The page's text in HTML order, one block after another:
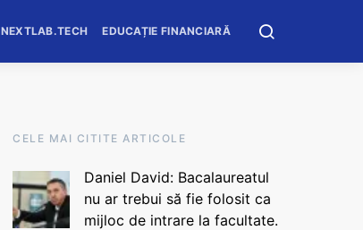
NEXTLAB.TECH EDUCAȚIE FINANCIARĂ
CELE MAI CITITE ARTICOLE
Daniel David: Bacalaureatul
nu ar trebui să fie folosit ca
mijloc de intrare la facultate.